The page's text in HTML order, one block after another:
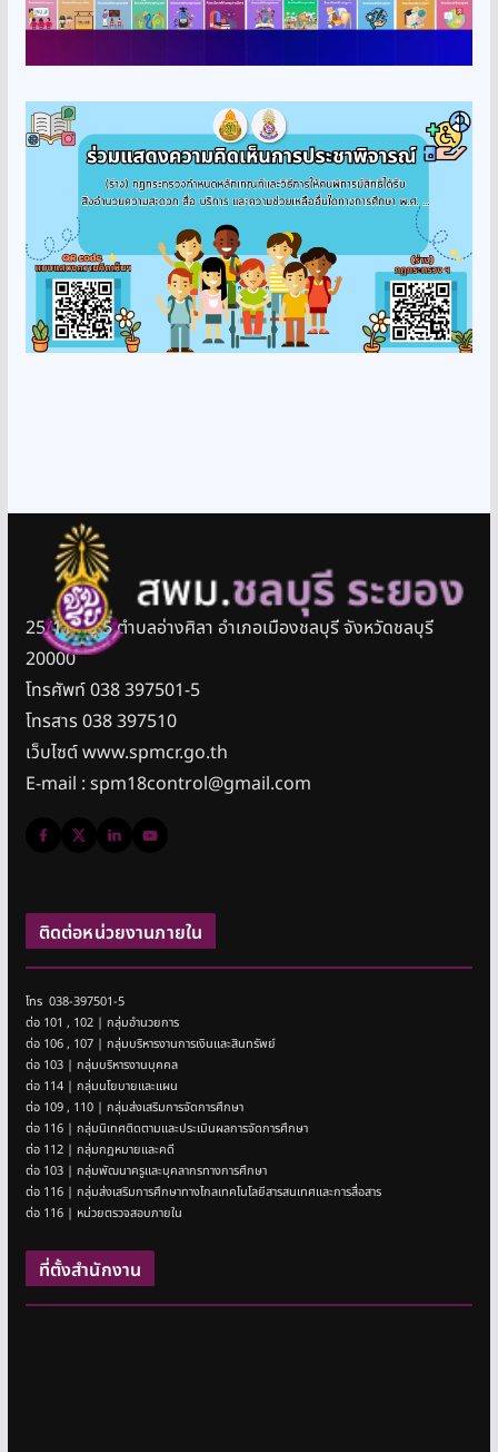
25/11 หมู่ 5 ตำบลอ่างศิลา อำเภอเมืองชลบุรี จังหวัดชลบุรี
20000
โทรศัพท์ 038 397501-5
โทรสาร 038 397510
เว็บไซต์ www.spmcr.go.th
E-mail : spm18control@gmail.com
ติดต่อหน่วยงานภายใน
โทร 038-397501-5
ต่อ 101 , 102 | กลุ่มอำนวยการ
ต่อ 106 , 107 | กลุ่มบริหารงานการเงินและสินทรัพย์
ต่อ 103 | กลุ่มบริหารงานบุคคล
ต่อ 114 | กลุ่มนโยบายและแผน
ต่อ 109 , 110 | กลุ่มส่งเสริมการจัดการศึกษา
ต่อ 116 | กลุ่มนิเทศติดตามและประเมินผลการจัดการศึกษา
ต่อ 112 | กลุ่มกฎหมายและคดี
ต่อ 103 | กลุ่มพัฒนาครูและบุคลากรทางการศึกษา
ต่อ 116 | กลุ่มส่งเสริมการศึกษาทางไกลเทคโนโลยีสารสนเทศและการสื่อสาร
ต่อ 116 | หน่วยตรวจสอบภายใน
ที่ตั้งสำนักงาน